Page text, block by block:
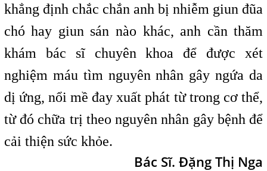
khẳng định chắc chắn anh bị nhiễm giun đũa
chó hay giun sán nào khác, anh cần thăm
khám bác sĩ chuyên khoa để được xét
nghiệm máu tìm nguyên nhân gây ngứa da
dị ứng, nổi mề đay xuất phát ttừ trong cơ thể,
từ đó chữa trị theo nguyên nhân gây bệnh để
cải thiện sức khỏe.
Bác Sĩ. Đặng Thị Nga